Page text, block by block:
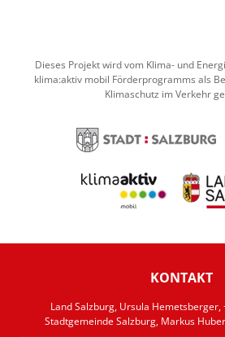
Dieses Projekt wird vom Klima- und
klima:aktiv mobil Förderprogramms als
Klimaschutz im Verkehr
KONTAKT
Land Salzburg, Ursula Hemetsberger,
Stadtgemeinde Salzburg, Markus